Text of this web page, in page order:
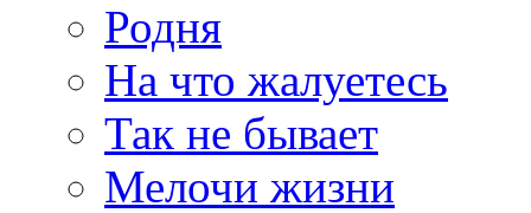
Родня
На что жалуетесь
Так не бывает
Мелочи жизни